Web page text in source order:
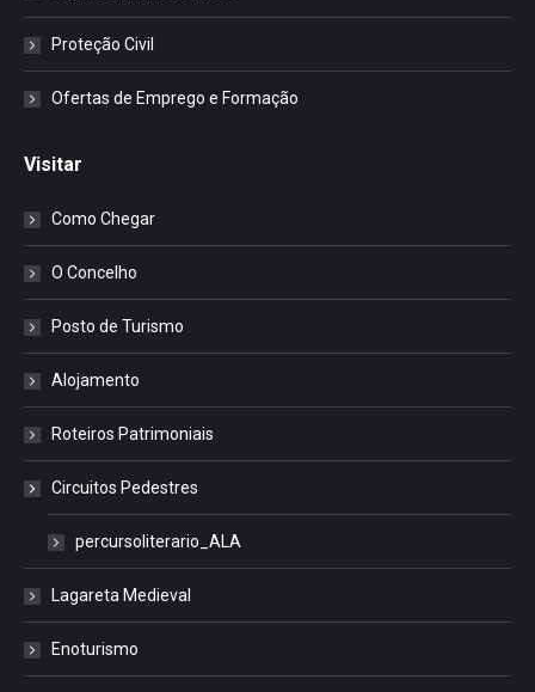
Proteção Civil
Ofertas de Emprego e Formação
Visitar
Como Chegar
O Concelho
Posto de Turismo
Alojamento
Roteiros Patrimoniais
Circuitos Pedestres
percursoliterario_ALA
Lagareta Medieval
Enoturismo